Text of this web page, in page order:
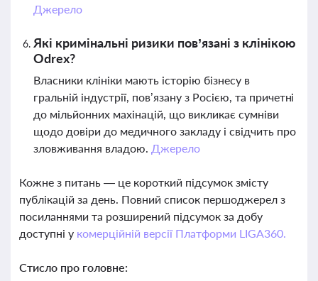
Джерело
Які кримінальні ризики пов’язані з клінікою
Odrex?
Власники клініки мають історію бізнесу в
гральній індустрії, пов’язану з Росією, та причетні
до мільйонних махінацій, що викликає сумніви
щодо довіри до медичного закладу і свідчить про
зловживання владою. Джерело
Кожне з питань — це короткий підсумок змісту
публікацій за день. Повний список першоджерел з
посиланнями та розширений підсумок за добу
доступні у комерційній версії Платформи LIGA360.
Стисло про головне: